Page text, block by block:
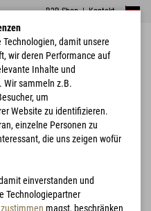
B2B Shop|Kontakt
Carinthia Poncho Pro R
damit unsere
wir deren Performance auf
Inhalte und
Wir sammeln z.B.
um
Website zu identifizieren.
einzelne Personen zu
die uns zeigen wofür
einverstanden und
Technologiepartner
magst, beschränken